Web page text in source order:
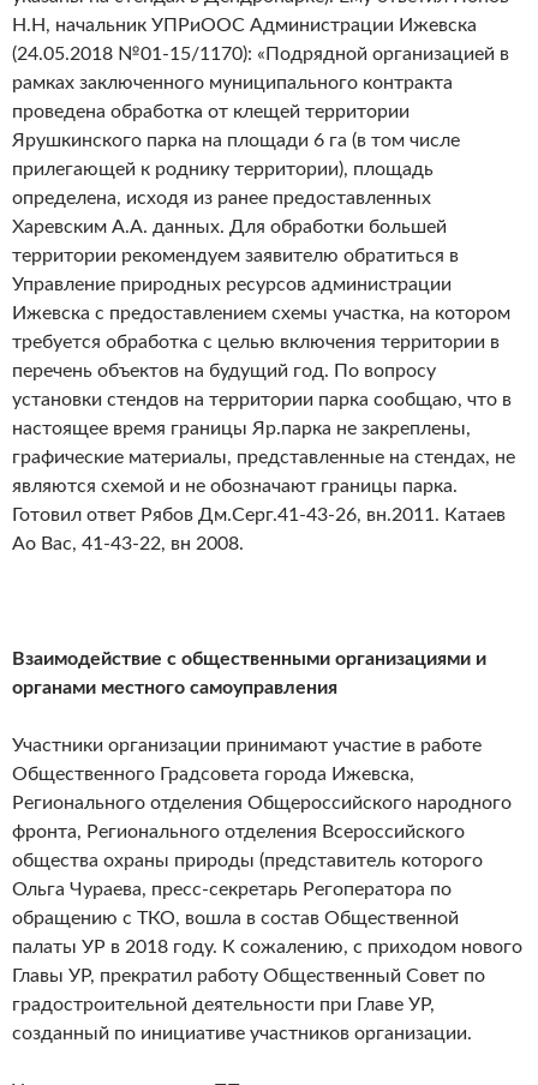
Н.Н, начальник УПРиООС Администрации Ижевска
(24.05.2018 №01-15/1170): «Подрядной организацией в
рамках заключенного муниципального контракта
проведена обработка от клещей территории
Ярушкинского парка на площади 6 га (в том числе
прилегающей к роднику территории), площадь
определена, исходя из ранее предоставленных
Харевским А.А. данных. Для обработки большей
территории рекомендуем заявителю обратиться в
Управление природных ресурсов администрации
Ижевска с предоставлением схемы участка, на котором
требуется обработка с целью включения территории в
перечень объектов на будущий год. По вопросу
установки стендов на территории парка сообщаю, что в
настоящее время границы Яр.парка не закреплены,
графические материалы, представленные на стендах, не
являются схемой и не обозначают границы парка.
Готовил ответ Рябов Дм.Серг.41-43-26, вн.2011. Катаев
Ао Вас, 41-43-22, вн 2008.
Взаимодействие с общественными организациями и
органами местного самоуправления
Участники организации принимают участие в работе
Общественного Градсовета города Ижевска,
Регионального отделения Общероссийского народного
фронта, Регионального отделения Всероссийского
общества охраны природы (представитель которого
Ольга Чураева, пресс-секретарь Регоператора по
обращению с ТКО, вошла в состав Общественной
палаты УР в 2018 году. К сожалению, с приходом нового
Главы УР, прекратил работу Общественный Совет по
градостроительной деятельности при Главе УР,
созданный по инициативе участников организации.